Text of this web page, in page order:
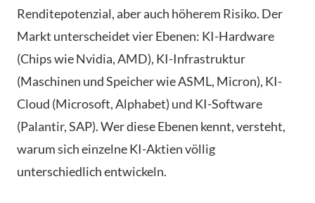
Renditepotenzial, aber auch höherem Risiko. Der
Markt unterscheidet vier Ebenen: KI-Hardware
(Chips wie Nvidia, AMD), KI-Infrastruktur
(Maschinen und Speicher wie ASML, Micron), KI-
Cloud (Microsoft, Alphabet) und KI-Software
(Palantir, SAP). Wer diese Ebenen kennt, versteht,
warum sich einzelne KI-Aktien völlig
unterschiedlich entwickeln.